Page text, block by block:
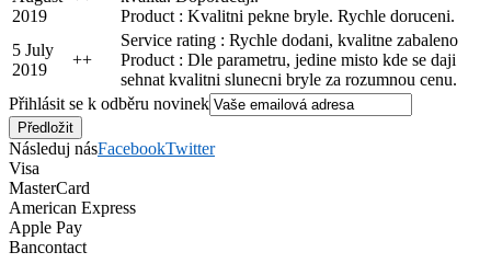
2019
Product : Kvalitni pekne bryle. Rychle doruceni.
5 July
2019
++
Service rating : Rychle dodani, kvalitne zabaleno
Product : Dle parametru, jedine misto kde se daji
sehnat kvalitni slunecni bryle za rozumnou cenu.
Přihlásit se k odběru novinek
Následuj násFacebookTwitter
Visa
MasterCard
American Express
Apple Pay
Bancontact